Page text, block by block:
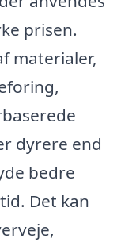
prisen.
materialer,
dyrere end
bedre
Det kan